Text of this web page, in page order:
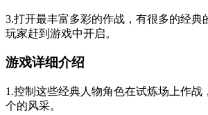
3.打开最丰富多彩的作战，有很多的经典
玩家赶到游戏中开启。
游戏详细介绍
1.控制这些经典人物角色在试炼场上作战
个的风采。